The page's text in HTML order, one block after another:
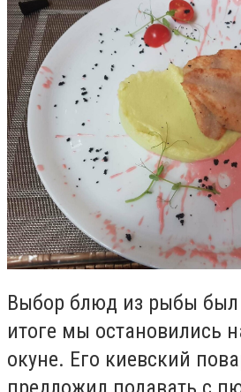
Выбор блюд из рыбы был
итоге мы остановились
окуне. Его киевский